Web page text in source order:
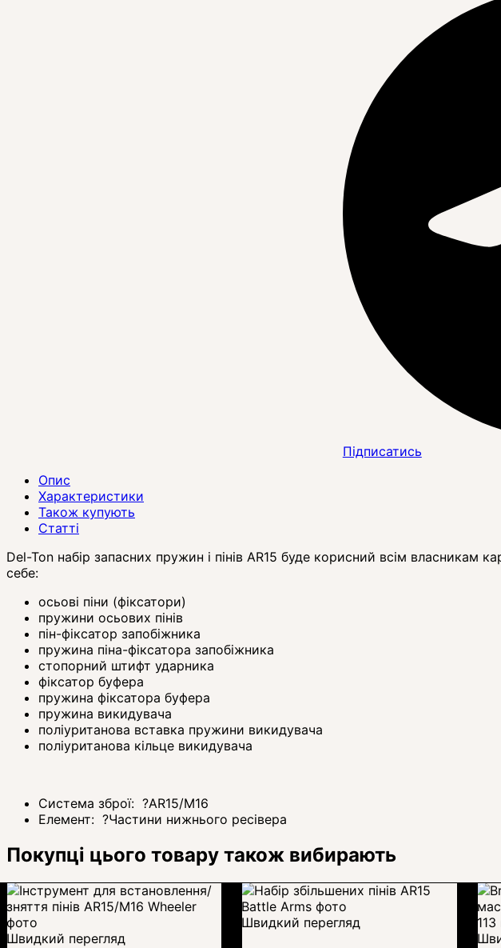
Підписатись
Опис
Характеристики
Також купують
Статті
Del-Ton набір запасних пружин і пінів AR15 буде корисний всім власникам
себе:
осьові піни (фіксатори)
пружини осьових пінів
пін-фіксатор запобіжника
пружина піна-фіксатора запобіжника
стопорний штифт ударника
фіксатор буфера
пружина фіксатора буфера
пружина викидувача
поліуританова вставка пружини викидувача
поліуританова кільце викидувача
Система зброї: ?AR15/M16
Елемент: ?Частини нижнього ресівера
Покупці цього товару також вибирають
Швидкий перегляд
Швидкий перегляд